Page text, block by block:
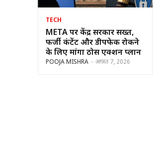
TECH
META पर केंद्र सरकार सख्त,
फर्जी कंटेंट और डीपफेक रोकने
के लिए मांगा ठोस एक्शन प्लान
POOJA MISHRA - अगस्त 7, 2026